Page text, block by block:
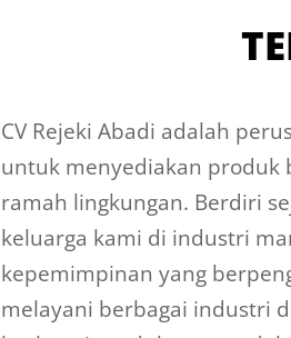
CV Rejeki Abadi adalah
untuk menyediakan produk
ramah lingkungan. Berdiri
keluarga kami di industri
kepemimpinan yang
melayani berbagai industri